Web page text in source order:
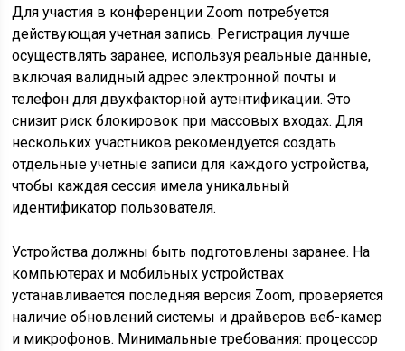
Для участия в конференции Zoom потребуется
действующая учетная запись. Регистрация лучше
осуществлять заранее, используя реальные данные,
включая валидный адрес электронной почты и
телефон для двухфакторной аутентификации. Это
снизит риск блокировок при массовых входах. Для
нескольких участников рекомендуется создать
отдельные учетные записи для каждого устройства,
чтобы каждая сессия имела уникальный
идентификатор пользователя.
Устройства должны быть подготовлены заранее. На
компьютерах и мобильных устройствах
устанавливается последняя версия Zoom, проверяется
наличие обновлений системы и драйверов веб-камер
и микрофонов. Минимальные требования: процессор